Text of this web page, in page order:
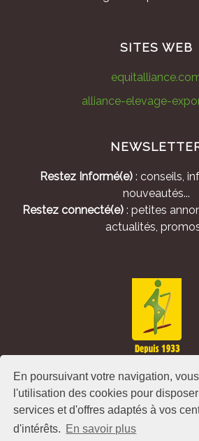
En poursuivant votre navigation,
l'utilisation des cookies pour
services et d'offres adaptés à vos
d'intérêts. En savoir plus
SITES WEB
alliance-elevage-
Restez Informé(e): conseils,
nouveautés...
Restez connecté(e): petites
actualités,